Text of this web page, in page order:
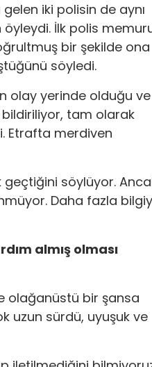
iki polisin de aynı
öyleydi. İlk polis
bir şekilde ona
söyledi.
olay yerinde olduğu ve
tam olarak
Etrafta merdiven
geçtiğini söylüyor.
Daha fazla
almış olması
olağanüstü bir şansa
uzun sürdü, uyuşuk ve